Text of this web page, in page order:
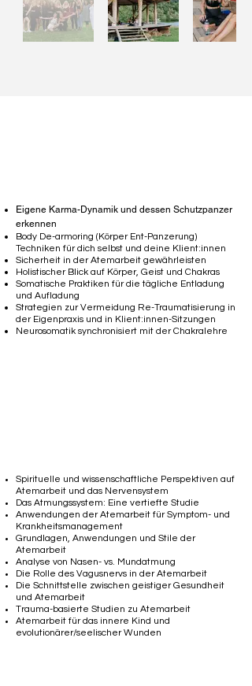
Eigene Karma-Dynamik und dessen Schutzpanzer
erkennen
Body De-armoring (Körper Ent-Panzerung)
Techniken für dich selbst und deine Klient:innen
Sicherheit in der Atemarbeit gewährleisten
Holistischer Blick auf Körper, Geist und Chakras
Somatische Praktiken für die tägliche Entladung
und Aufladung
Strategien zur Vermeidung Re-Traumatisierung in
der Eigenpraxis und in Klient:innen-Sitzungen
Neurosomatik synchronisiert mit der Chakralehre
Spirituelle und wissenschaftliche Perspektiven auf
Atemarbeit und das Nervensystem
Das Atmungssystem: Eine vertiefte Studie
Anwendungen der Atemarbeit für Symptom- und
Krankheitsmanagement
Grundlagen, Anwendungen und Stile der
Atemarbeit
Analyse von Nasen- vs. Mundatmung
Die Rolle des Vagusnervs in der Atemarbeit
Die Schnittstelle zwischen geistiger Gesundheit
und Atemarbeit
Trauma-basierte Studien zu Atemarbeit
Atemarbeit für das innere Kind und
evolutionärer/seelischer Wunden